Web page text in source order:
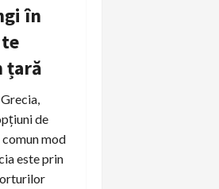
în
țară
de
mod
este prin